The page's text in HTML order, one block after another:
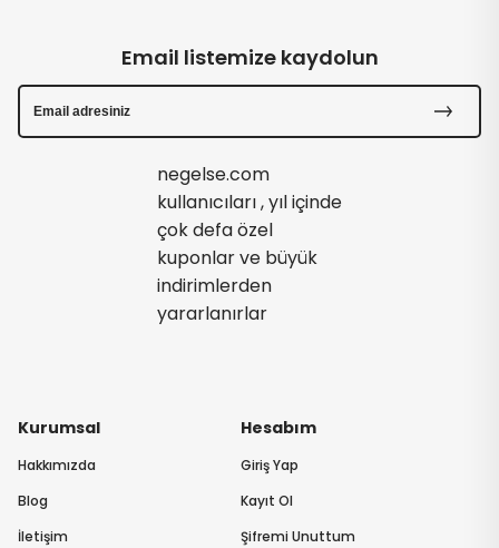
Kurumsal
Hakkımızda
Blog
İletişim
Hesabım
Giriş Yap
Kayıt Ol
Şifremi Unuttum
Email listemize kaydolun
negelse.com
kullanıcıları , yıl içinde
çok defa özel
kuponlar ve büyük
indirimlerden
yararlanırlar